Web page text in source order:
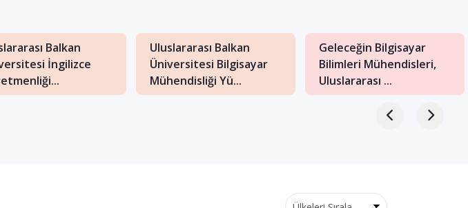
Balkan
İngilizce
Uluslararası Balkan
Üniversitesi Bilgisayar
Mühendisliği Yü...
Geleceğin Bilgisayar
Bilimleri Mühendisleri,
Uluslararası ...